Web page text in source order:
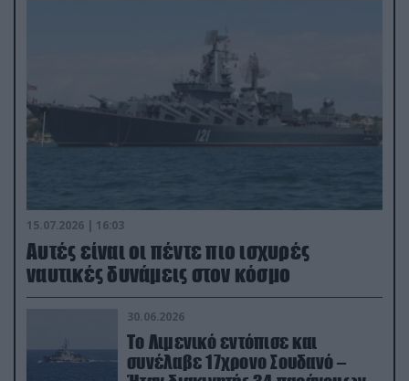
15.07.2026 | 16:03
Aυτές είναι οι πέντε πιο ισχυρές
ναυτικές δυνάμεις στον κόσμο
30.06.2026
Το Λιμενικό εντόπισε και
συνέλαβε 17χρονο Σουδανό –